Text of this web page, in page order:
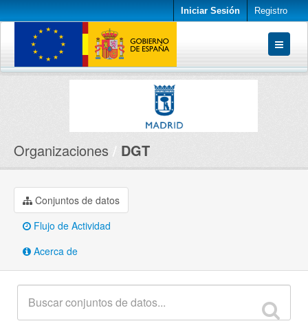
Iniciar Sesión Registro
Conjuntos de datos
Organizaciones DGT
Conjuntos de datos
Flujo de Actividad
Acerca de